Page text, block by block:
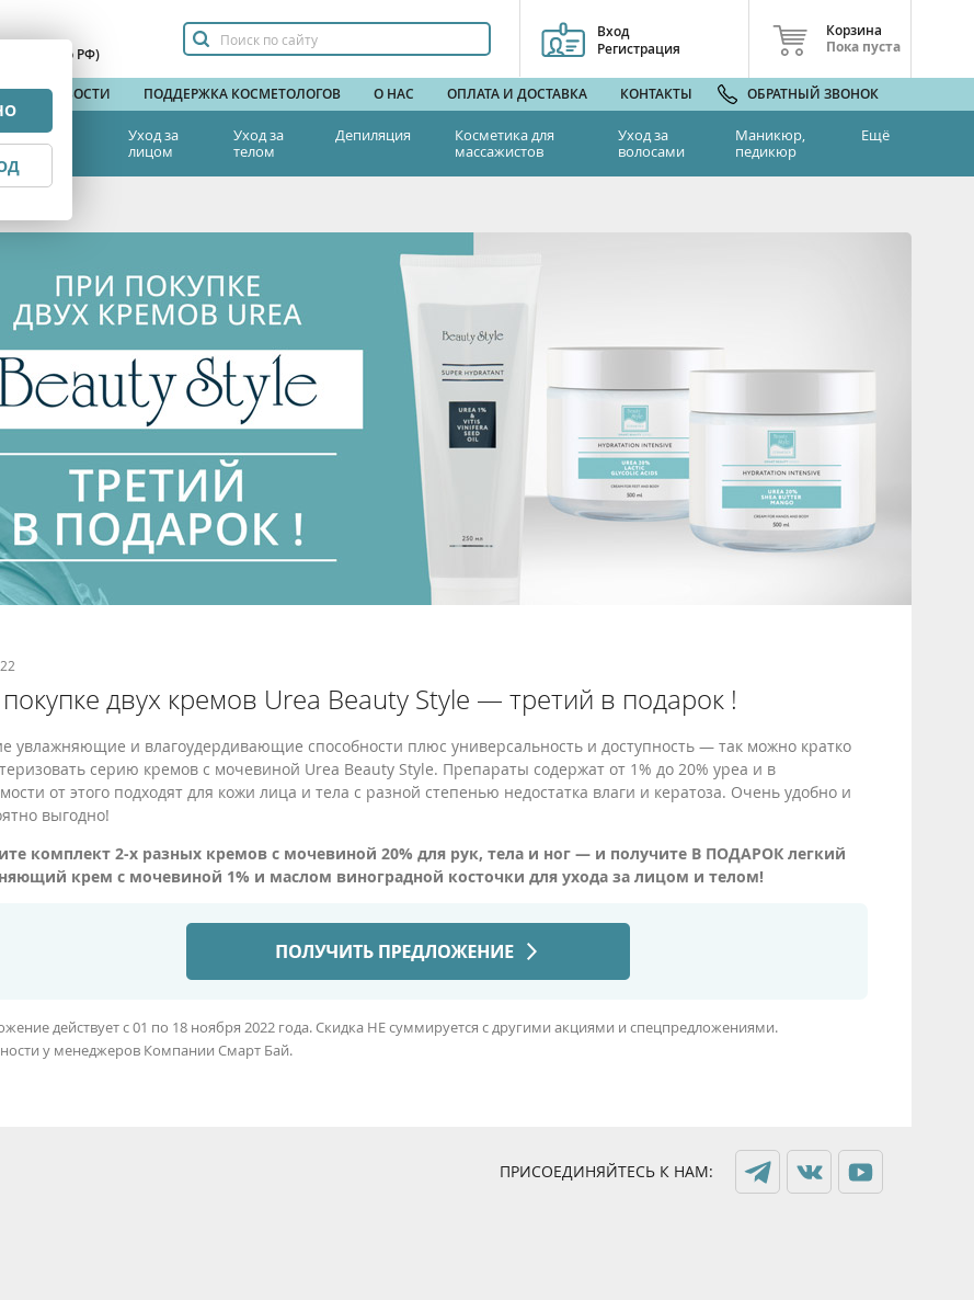
по РФ)
Вход
Регистрация
Корзина
Пока пуста
НОВОСТИ ПОДДЕРЖКА КОСМЕТОЛОГОВ О НАС ОПЛАТА И ДОСТАВКА КОНТАКТЫ ОБРАТНЫЙ ЗВОНОК
Уход за
лицом
Уход за
телом
Депиляция
Косметика для
массажистов
Уход за
волосами
Маникюр,
педикюр
Ещё
!
двух кремов Urea Beauty Style — третий в подарок !
увлажняющие и влагоудердивающие способности плюс универсальность и доступность — так можно кратко
серию кремов с мочевиной Urea Beauty Style. Препараты содержат от 1% до 20% уреа и в
от этого подходят для кожи лица и тела с разной степенью недостатка влаги и кератоза. Очень удобно и
выгодно!
комплект 2-х разных кремов с мочевиной 20% для рук, тела и ног — и получите В ПОДАРОК легкий
крем с мочевиной 1% и маслом виноградной косточки для ухода за лицом и телом!
действует с 01 по 18 ноября 2022 года. Скидка НЕ суммируется с другими акциями и спецпредложениями.
у менеджеров Компании Смарт Бай.
ПРИСОЕДИНЯЙТЕСЬ К НАМ: